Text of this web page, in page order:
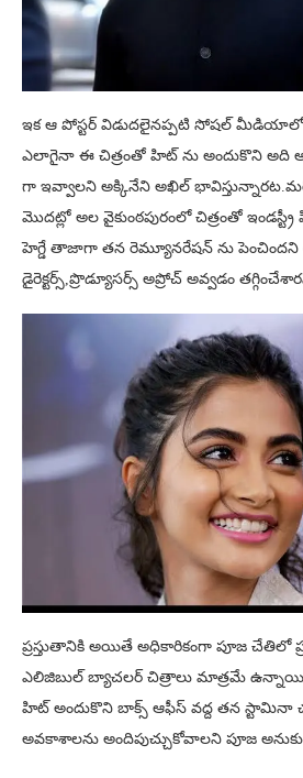
ఇక ఆ పోస్టర్ విడుదలైనప్పటి సోషల్ మీడియాలో
ఎలాగైనా ఈ చిత్రంతో హిట్ ను అందుకొని అది
గా ఇవ్వాలని అక్కినేని అఖిల్
మొదట్లో అల వైకుంఠపురంలో చిత్రంతో ఇండస్ట్రీ
హెగ్డే తాజాగా తన రెమ్యూనరేషన్ ను పెంచిందని
డైరెక్టర్స్,ప్రొడ్యూసర్స్ అప్రోచ్ అవ్వడం
ప్రస్తుతానికి అయితే అధికారికంగా పూజ చేతిలో
ఎలిజిబుల్ బ్యాచలర్ చిత్రాలు మాత్రమే
హిట్ అందుకొని బాక్స్ ఆఫీస్ వద్ద తన స్టామినా
అవకాశాలను అందిపుచ్చుకోవాలని పూజ